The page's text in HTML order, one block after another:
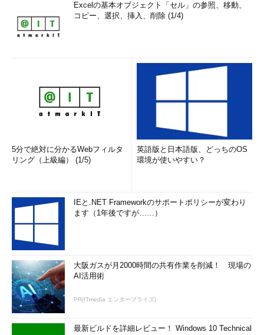
Excelの基本オブジェクト「セル」の参照、移動、
コピー、選択、挿入、削除 (1/4)
5分で絶対に分かるWebフィルタ
リング（上級編） (1/5)
英語版と日本語版、どっちのOS
環境が使いやすい？
IEと.NET Frameworkのサポートポリシーが変わり
ます（1年後ですが……）
大阪ガスが月2000時間の共有作業を削減！ 現場の
AI活用術
PR(ITmedia エンタープライズ)
最新ビルドを詳細レビュー！ Windows 10 Technical